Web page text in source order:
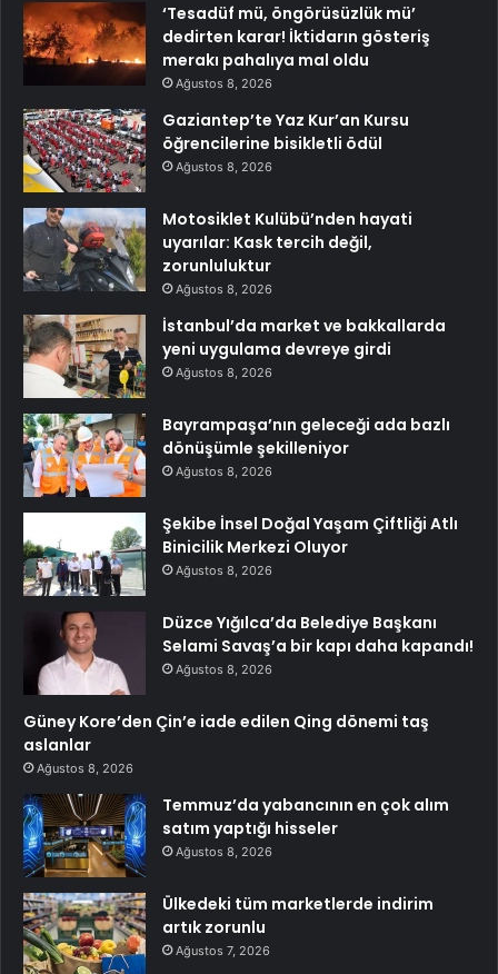
‘Tesadüf mü, öngörüsüzlük mü’
dedirten karar! İktidarın gösteriş
merakı pahalıya mal oldu
Ağustos 8, 2026
Gaziantep’te Yaz Kur’an Kursu
öğrencilerine bisikletli ödül
Ağustos 8, 2026
Motosiklet Kulübü’nden hayati
uyarılar: Kask tercih değil,
zorunluluktur
Ağustos 8, 2026
İstanbul’da market ve bakkallarda
yeni uygulama devreye girdi
Ağustos 8, 2026
Bayrampaşa’nın geleceği ada bazlı
dönüşümle şekilleniyor
Ağustos 8, 2026
Şekibe İnsel Doğal Yaşam Çiftliği Atlı
Binicilik Merkezi Oluyor
Ağustos 8, 2026
Düzce Yığılca’da Belediye Başkanı
Selami Savaş’a bir kapı daha kapandı!
Ağustos 8, 2026
Güney Kore’den Çin’e iade edilen Qing dönemi taş
aslanlar
Ağustos 8, 2026
Temmuz’da yabancının en çok alım
satım yaptığı hisseler
Ağustos 8, 2026
Ülkedeki tüm marketlerde indirim
artık zorunlu
Ağustos 7, 2026